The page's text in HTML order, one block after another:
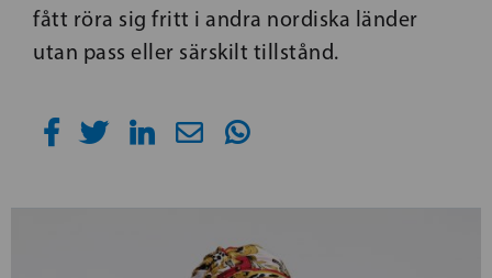
fått röra sig fritt i andra nordiska länder
utan pass eller särskilt tillstånd.